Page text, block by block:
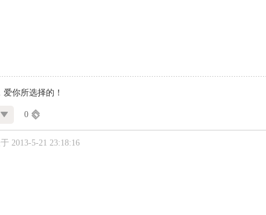
你所选择的！
0
2013-5-21 23:18:16